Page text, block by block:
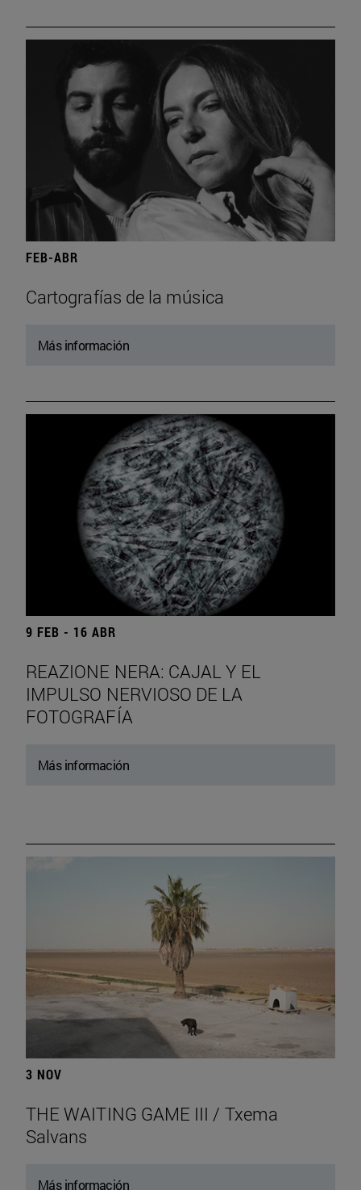
FEB-ABR
Cartografías de la música
Más información
9 FEB - 16 ABR
REAZIONE NERA: CAJAL Y EL
IMPULSO NERVIOSO DE LA
FOTOGRAFÍA
Más información
3 NOV
THE WAITING GAME III / Txema
Salvans
Más información